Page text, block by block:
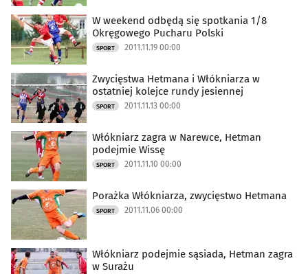
W weekend odbędą się spotkania 1/8
Okręgowego Pucharu Polski
SPORT 2011.11.19 00:00
Zwycięstwa Hetmana i Włókniarza w
ostatniej kolejce rundy jesiennej
SPORT 2011.11.13 00:00
Włókniarz zagra w Narewce, Hetman
podejmie Wissę
SPORT 2011.11.10 00:00
Porażka Włókniarza, zwycięstwo Hetmana
SPORT 2011.11.06 00:00
Włókniarz podejmie sąsiada, Hetman zagra
w Surażu